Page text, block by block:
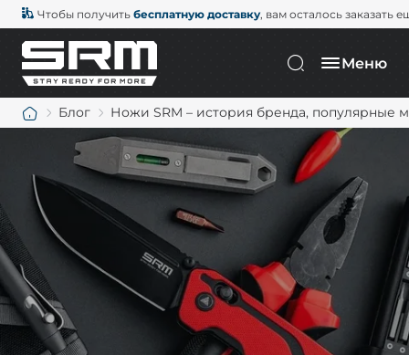
Чтобы получить бесплатную доставку, вам осталось заказать
Меню
Блог Ножи SRM – история бренда, популярные